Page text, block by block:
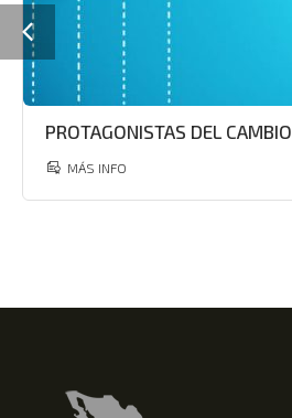
PROTAGONISTAS DEL CAMBIO
MÁS INFO